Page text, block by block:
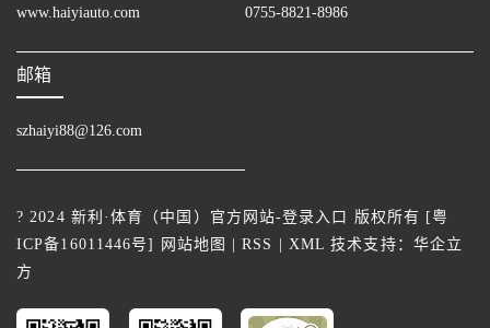
www.haiyiauto.com 0755-8821-8986
邮箱
szhaiyi88@126.com
? 2024 新利·体育（中国）官方网站-登录入口 版权所有 [粤
ICP备16011446号] 网站地图 |RSS XML 技术支持： 华企立
方